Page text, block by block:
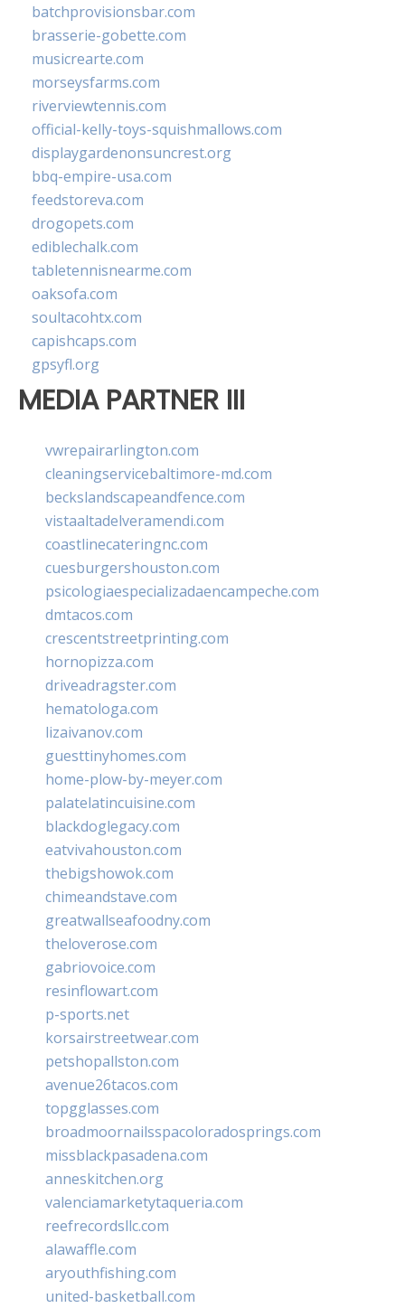
batchprovisionsbar.com
brasserie-gobette.com
musicrearte.com
morseysfarms.com
riverviewtennis.com
official-kelly-toys-squishmallows.com
displaygardenonsuncrest.org
bbq-empire-usa.com
feedstoreva.com
drogopets.com
ediblechalk.com
tabletennisnearme.com
oaksofa.com
soultacohtx.com
capishcaps.com
gpsyfl.org
MEDIA PARTNER III
vwrepairarlington.com
cleaningservicebaltimore-md.com
beckslandscapeandfence.com
vistaaltadelveramendi.com
coastlinecateringnc.com
cuesburgershouston.com
psicologiaespecializadaencampeche.com
dmtacos.com
crescentstreetprinting.com
hornopizza.com
driveadragster.com
hematologa.com
lizaivanov.com
guesttinyhomes.com
home-plow-by-meyer.com
palatelatincuisine.com
blackdoglegacy.com
eatvivahouston.com
thebigshowok.com
chimeandstave.com
greatwallseafoodny.com
theloverose.com
gabriovoice.com
resinflowart.com
p-sports.net
korsairstreetwear.com
petshopallston.com
avenue26tacos.com
topgglasses.com
broadmoornailsspacoloradosprings.com
missblackpasadena.com
anneskitchen.org
valenciamarketytaqueria.com
reefrecordsllc.com
alawaffle.com
aryouthfishing.com
united-basketball.com